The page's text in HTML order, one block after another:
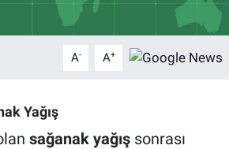
A- A+
Yağış
sağanak yağışsonrası